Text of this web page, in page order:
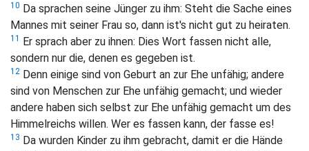
10 Da sprachen seine Jünger zu ihm: Steht die Sache eines
Mannes mit seiner Frau so, dann ist's nicht gut zu heiraten.
11 Er sprach aber zu ihnen: Dies Wort fassen nicht alle,
sondern nur die, denen es gegeben ist.
12 Denn einige sind von Geburt an zur Ehe unfähig; andere
sind von Menschen zur Ehe unfähig gemacht; und wieder
andere haben sich selbst zur Ehe unfähig gemacht um des
Himmelreichs willen. Wer es fassen kann, der fasse es!
13 Da wurden Kinder zu ihm gebracht, damit er die Hände